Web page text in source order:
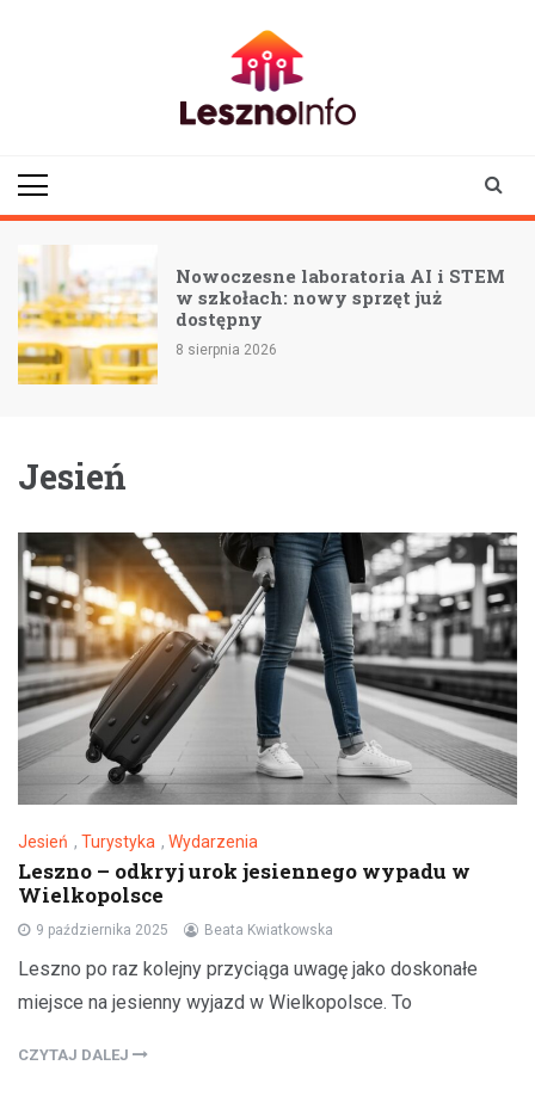
Nowoczesne laboratoria AI i STEM
w szkołach: nowy sprzęt już
dostępny
8 sierpnia 2026
Jesień
Jesień , Turystyka , Wydarzenia
Leszno – odkryj urok jesiennego wypadu w
Wielkopolsce
9 października 2025 Beata Kwiatkowska
Leszno po raz kolejny przyciąga uwagę jako doskonałe
miejsce na jesienny wyjazd w Wielkopolsce. To
CZYTAJ DALEJ